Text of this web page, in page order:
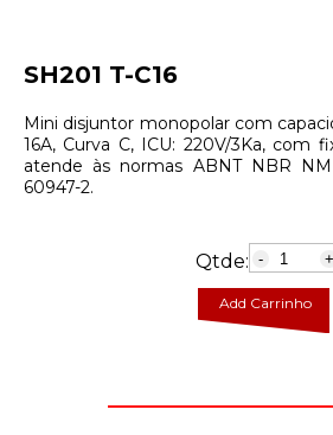
SH201 T-C16
Mini disjuntor monopolar com
16A, Curva C, ICU: 220V/3Ka, com
atende às normas ABNT NBR
60947-2.
Qtde: - +
Add Carrinho